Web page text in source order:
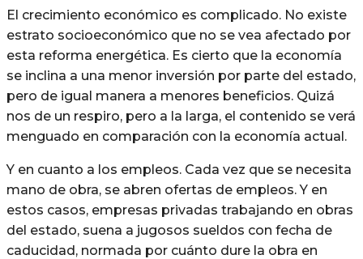
El crecimiento económico es complicado. No existe
estrato socioeconómico que no se vea afectado por
esta reforma energética. Es cierto que la economía
se inclina a una menor inversión por parte del estado,
pero de igual manera a menores beneficios. Quizá
nos de un respiro, pero a la larga, el contenido se verá
menguado en comparación con la economía actual.
Y en cuanto a los empleos. Cada vez que se necesita
mano de obra, se abren ofertas de empleos. Y en
estos casos, empresas privadas trabajando en obras
del estado, suena a jugosos sueldos con fecha de
caducidad, normada por cuánto dure la obra en